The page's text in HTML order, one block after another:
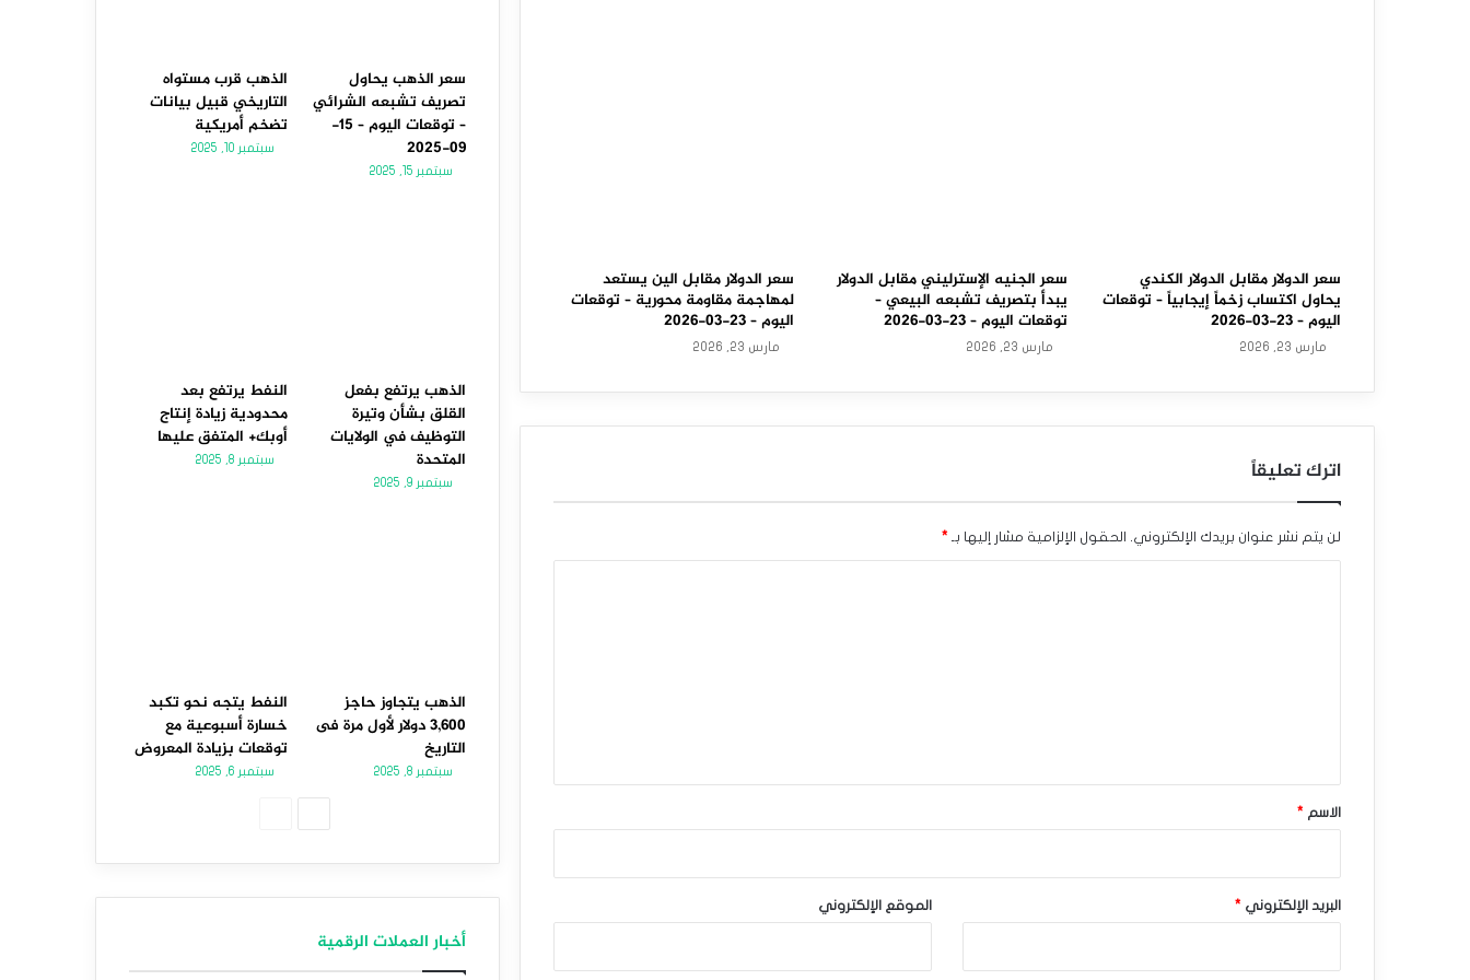
ل
د
ي
ي
ح
ت
ا
ج
ح
ج
ا
ب
ي
–
سعر الدولار مقابل الدولار الكندي
يحاول اكتساب زخماً إيجابياً – توقعات
اليوم – 23-03-2026
مارس 23, 2026
سعر الجنيه الإسترليني مقابل الدولار
يبدأ بتصريف تشبعه البيعي –
توقعات اليوم – 23-03-2026
مارس 23, 2026
سعر الدولار مقابل الين يستعد
لمهاجمة مقاومة محورية – توقعات
اليوم – 23-03-2026
مارس 23, 2026
اترك تعليقاً
لن يتم نشر عنوان بريدك الإلكتروني. الحقول الإلزامية مشار إليها بـ *
*الاسم *
البريد الإلكتروني * الموقع الإلكتروني
سعر الذهب يحاول
تصريف تشبعه الشرائي
– توقعات اليوم – 15-
09-2025
سبتمبر 15, 2025
الذهب قرب مستواه
التاريخي قبيل بيانات
تضخم أمريكية
سبتمبر 10, 2025
الذهب يرتفع بفعل
القلق بشأن وتيرة
التوظيف في الولايات
المتحدة
سبتمبر 9, 2025
النفط يرتفع بعد
محدودية زيادة إنتاج
أوبك+ المتفق عليها
سبتمبر 8, 2025
الذهب يتجاوز حاجز
3,600 دولار لأول مرة فى
التاريخ
سبتمبر 8, 2025
النفط يتجه نحو تكبد
خسارة أسبوعية مع
توقعات بزيادة المعروض
سبتمبر 6, 2025
أخبار العملات الرقمية